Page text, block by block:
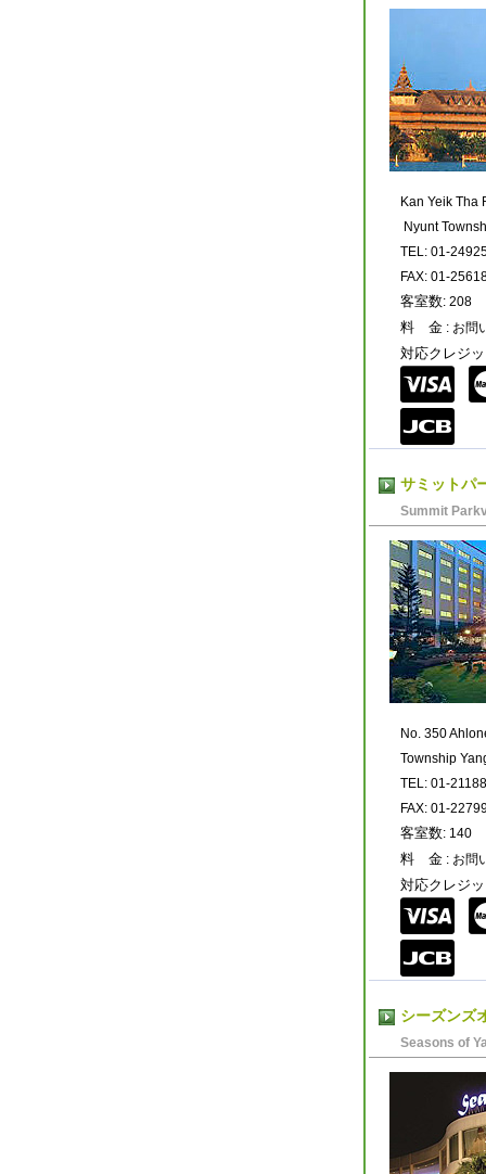
Kan Yeik Tha
Nyunt
TEL: 01-
FAX: 01-
客室数: 208
料 金 : お問
対応クレジ
サミットパ
Summit
No. 350
Township
TEL: 01-
FAX: 01-
客室数: 140
料 金 : お問
対応クレジ
シーズンズ
Seasons of